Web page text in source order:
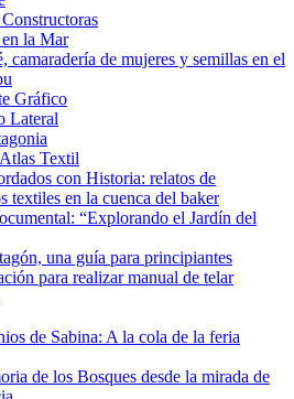
la Mar
camaradería de mujeres y semillas en el
Gráfico
Lateral
Textil
con Historia: relatos de
textiles en la cuenca del baker
“Explorando el Jardín del
una guía para principiantes
para realizar manual de telar
de Sabina: A la cola de la feria
de los Bosques desde la mirada de